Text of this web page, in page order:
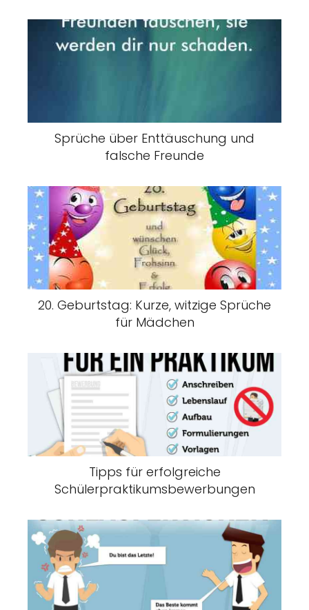
Sprüche über Enttäuschung und
falsche Freunde
20. Geburtstag: Kurze, witzige Sprüche
für Mädchen
Tipps für erfolgreiche
Schülerpraktikumsbewerbungen